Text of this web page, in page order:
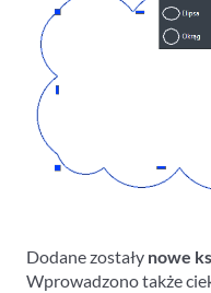
Dodane zostały nowe
Wprowadzono także